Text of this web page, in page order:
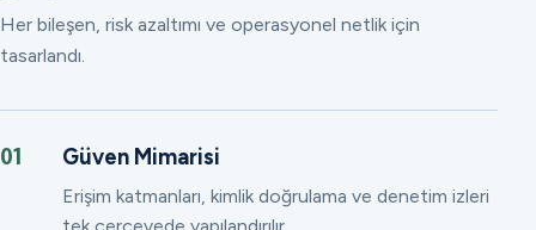
Her bileşen, risk azaltımı ve operasyonel netlik için
tasarlandı.
01 Güven Mimarisi
Erişim katmanları, kimlik doğrulama ve denetim izleri